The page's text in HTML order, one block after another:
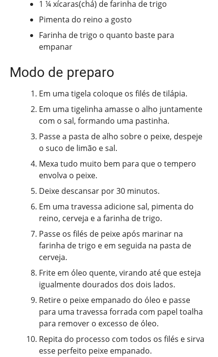
1 ¼ xícaras(chá) de farinha de trigo
Pimenta do reino a gosto
Farinha de trigo o quanto baste para
empanar
Modo de preparo
Em uma tigela coloque os filés de tilápia.
Em uma tigelinha amasse o alho juntamente
com o sal, formando uma pastinha.
Passe a pasta de alho sobre o peixe, despeje
o suco de limão e sal.
Mexa tudo muito bem para que o tempero
envolva o peixe.
Deixe descansar por 30 minutos.
Em uma travessa adicione sal, pimenta do
reino, cerveja e a farinha de trigo.
Passe os filés de peixe após marinar na
farinha de trigo e em seguida na pasta de
cerveja.
Frite em óleo quente, virando até que esteja
igualmente dourados dos dois lados.
Retire o peixe empanado do óleo e passe
para uma travessa forrada com papel toalha
para remover o excesso de óleo.
Repita do processo com todos os filés e sirva
esse perfeito peixe empanado.